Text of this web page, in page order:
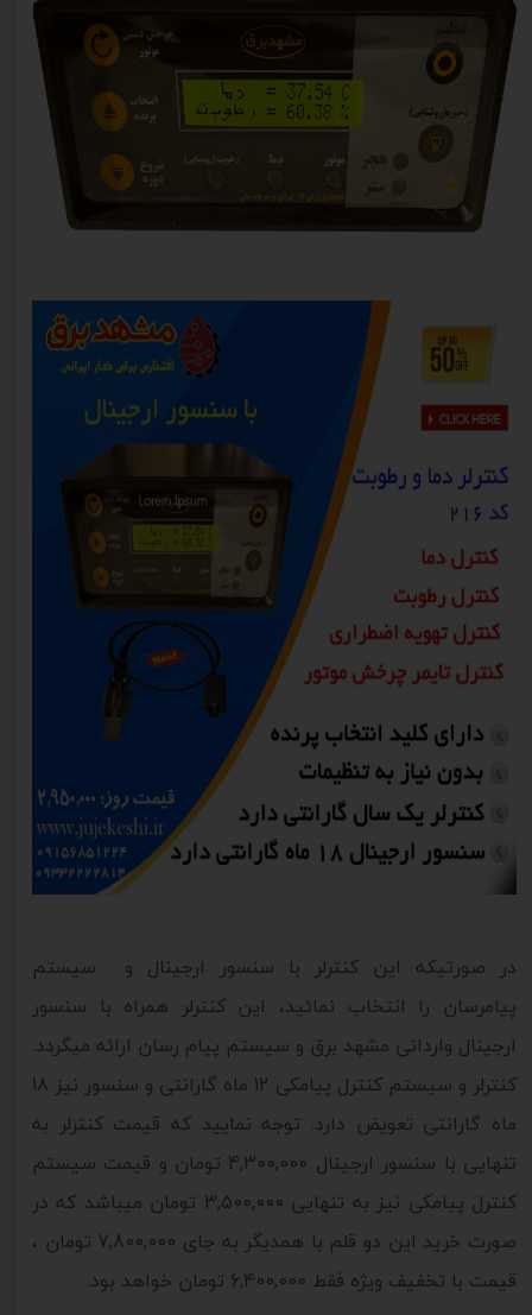
در صورتیکه این کنترلر با سنسور ارجینال و سیستم
پیامرسان را انتخاب نمائید، این کنترلر همراه با سنسور
ارجینال وارداتی مشهد برق و سیستم پیام رسان ارائه میگردد.
کنترلر و سیستم کنترل پیامکی 12 ماه گارانتی و سنسور نیز 18
ماه گارانتی تعویض دارد. توجه نمایید که قیمت کنترلر به
تنهایی با سنسور ارجینال 4,300,000 تومان و قیمت سیستم
کنترل پیامکی نیز به تنهایی 3,500,000 تومان میباشد که در
صورت خرید این دو قلم با همدیگر به جای 7,800,000 تومان ،
قیمت با تخفیف ویژه فقط 6,400,000 تومان خواهد بود.